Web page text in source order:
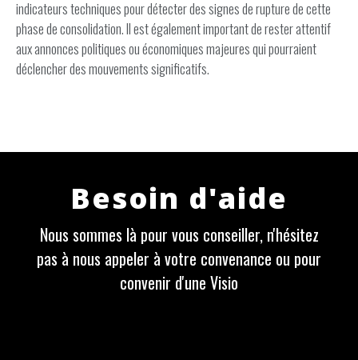
indicateurs techniques pour détecter des signes de rupture de cette
phase de consolidation. Il est également important de rester attentif
aux annonces politiques ou économiques majeures qui pourraient
déclencher des mouvements significatifs.
Besoin d'aide
Nous sommes là pour vous conseiller, n'hésitez
pas à nous appeler à votre convenance ou pour
convenir d'une Visio